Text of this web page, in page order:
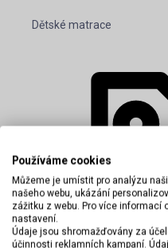
Dětské matrace
Používáme cookies
Můžeme je umístit pro analýzu
našeho webu, ukázání
zážitku z webu. Pro více informací
nastavení.
Údaje jsou shromažďovány za
účinnosti reklamních kampaní.